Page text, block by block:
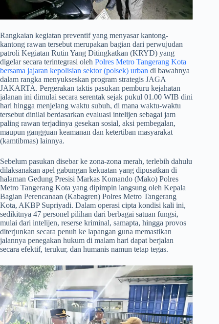
​Rangkaian kegiatan preventif yang menyasar kantong-
kantong rawan tersebut merupakan bagian dari perwujudan
patroli Kegiatan Rutin Yang Ditingkatkan (KRYD) yang
digelar secara terintegrasi oleh Polres Metro Tangerang Kota
bersama jajaran kepolisian sektor (polsek) urban di bawahnya
dalam rangka menyukseskan program strategis JAGA
JAKARTA. Pergerakan taktis pasukan pemburu kejahatan
jalanan ini dimulai secara serentak sejak pukul 01.00 WIB dini
hari hingga menjelang waktu subuh, di mana waktu-waktu
tersebut dinilai berdasarkan evaluasi intelijen sebagai jam
paling rawan terjadinya gesekan sosial, aksi pembegalan,
maupun gangguan keamanan dan ketertiban masyarakat
(kamtibmas) lainnya.
​Sebelum pasukan disebar ke zona-zona merah, terlebih dahulu
dilaksanakan apel gabungan kekuatan yang dipusatkan di
halaman Gedung Presisi Markas Komando (Mako) Polres
Metro Tangerang Kota yang dipimpin langsung oleh Kepala
Bagian Perencanaan (Kabagren) Polres Metro Tangerang
Kota, AKBP Supriyadi. Dalam operasi cipta kondisi kali ini,
sedikitnya 47 personel pilihan dari berbagai satuan fungsi,
mulai dari intelijen, reserse kriminal, samapta, hingga provos
diterjunkan secara penuh ke lapangan guna memastikan
jalannya penegakan hukum di malam hari dapat berjalan
secara efektif, terukur, dan humanis namun tetap tegas.